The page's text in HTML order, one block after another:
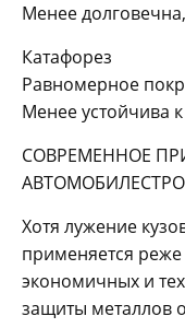
Менее
Катафорез
Равномерное
Менее устойчива
СОВРЕМЕННОЕ
Хотя лужение
применяется реже
экономичных и
защиты металлов